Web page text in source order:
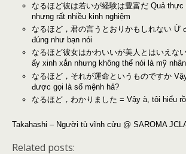
なるほど彼は若いが経験は豊富だ Quả
nhưng rất nhiều kinh nghiệm
なるほど，君の言うとおりかもしれない Ừ
đúng như bạn nói
なるほど彼女はかわいいが美人とはいえな
ấy xinh xắn nhưng không thể nói là mỹ
なるほど，それが運命というものですか
được gọi là số mệnh hả?
なるほど，わかりました = Vậy à, tôi hiểu
Takahashi – Người tù vĩnh cửu @ SAROMA
Related posts: